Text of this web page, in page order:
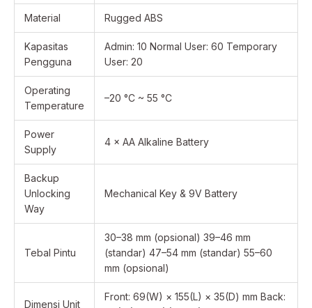
Material Rugged ABS
Kapasitas
Pengguna
Admin: 10 Normal User: 60 Temporary
User: 20
Operating
Temperature
–20 °C ~ 55 °C
Power
Supply
4 × AA Alkaline Battery
Backup
Unlocking
Way
Mechanical Key & 9V Battery
Tebal Pintu
30–38 mm (opsional) 39–46 mm
(standar) 47–54 mm (standar) 55–60
mm (opsional)
Dimensi Unit
Front: 69(W) × 155(L) × 35(D) mm Back: